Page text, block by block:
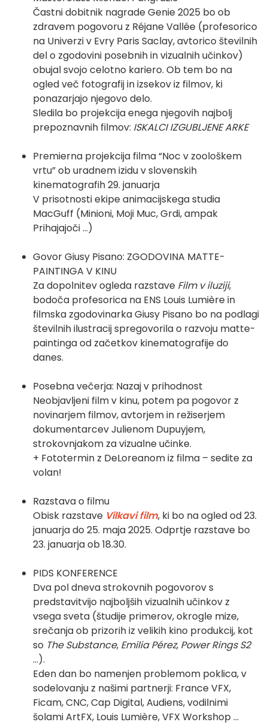
Častni dobitnik nagrade Genie 2025 bo ob
zdravem pogovoru z Réjane Vallée (profesorico
na Univerzi v Evry Paris Saclay, avtorico številnih
del o zgodovini posebnih in vizualnih učinkov)
obujal svojo celotno kariero. Ob tem bo na
ogled več fotografij in izsekov iz filmov, ki
ponazarjajo njegovo delo.
Sledila bo projekcija enega njegovih najbolj
prepoznavnih filmov: ISKALCI IZGUBLJENE ARKE
Premierna projekcija filma “Noc v zoološkem
vrtu” ob uradnem izidu v slovenskih
kinematografih 29. januarja
V prisotnosti ekipe animacijskega studia
MacGuff (Minioni, Moji Muc, Grdi, ampak
Prihajajoči ...)
Govor Giusy Pisano: ZGODOVINA MATTE-
PAINTINGA V KINU
Za dopolnitev ogleda razstave Film v iluziji,
bodoča profesorica na ENS Louis Lumière in
filmska zgodovinarka Giusy Pisano bo na podlagi
številnih ilustracij spregovorila o razvoju matte-
paintinga od začetkov kinematografije do
danes.
Posebna večerja: Nazaj v prihodnost
Neobjavljeni film v kinu, potem pa pogovor z
novinarjem filmov, avtorjem in režiserjem
dokumentarcev Julienom Dupuyjem,
strokovnjakom za vizualne učinke.
+ Fototermin z DeLoreanom iz filma – sedite za
volan!
Razstava o filmu
Obisk razstave Vilkavi film, ki bo na ogled od 23.
januarja do 25. maja 2025. Odprtje razstave bo
23. januarja ob 18.30.
PIDS KONFERENCE
Dva pol dneva strokovnih pogovorov s
predstavitvijo najboljših vizualnih učinkov z
vsega sveta (študije primerov, okrogle mize,
srečanja ob prizorih iz velikih kino produkcij, kot
so The Substance, Emilia Pérez, Power Rings S2
...).
Eden dan bo namenjen problemom poklica, v
sodelovanju z našimi partnerji: France VFX,
Ficam, CNC, Cap Digital, Audiens, vodilnimi
šolami ArtFX, Louis Lumière, VFX Workshop ...